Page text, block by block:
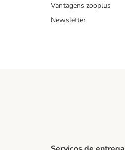
Vantagens zooplus
Newsletter